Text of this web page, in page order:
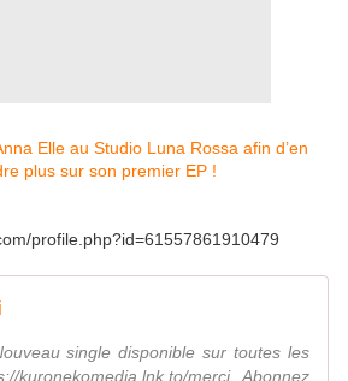
profile.php?id=61557861910479
single disponible sur toutes les
kuronekomedia.lnk.to/merci Abonnez